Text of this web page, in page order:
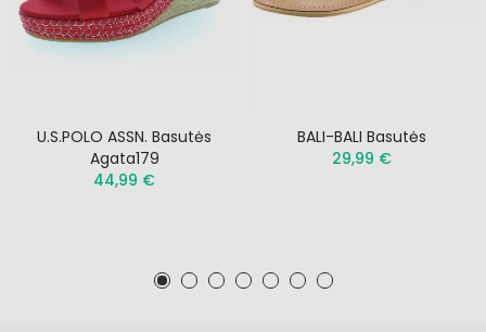
U.S.POLO ASSN. Basutės
Agata179
44,99 €
BALI-BALI Basutės
29,99 €